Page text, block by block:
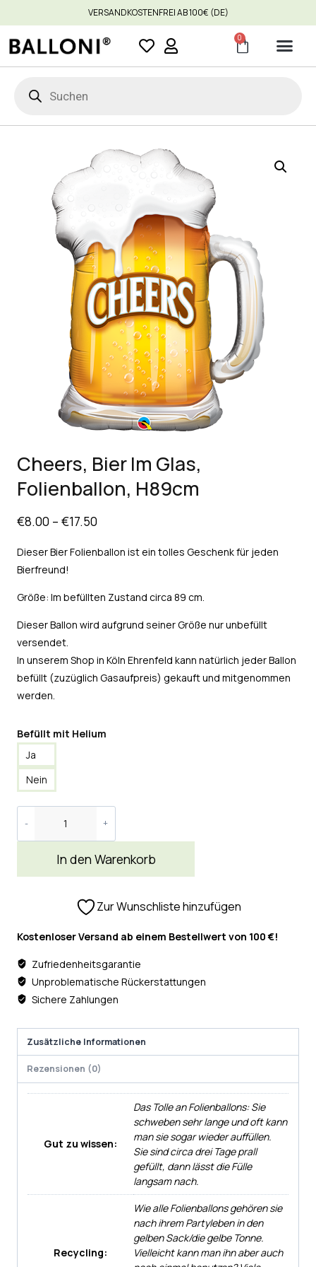
VERSANDKOSTENFREI AB 100€ (DE)
0
Cheers, Bier Im Glas,
Folienballon, H89cm
€8.00 – €17.50
Dieser Bier Folienballon ist ein tolles Geschenk für jeden
Bierfreund!
Größe: Im befüllten Zustand circa 89 cm.
Dieser Ballon wird aufgrund seiner Größe nur unbefüllt
versendet.
In unserem Shop in Köln Ehrenfeld kann natürlich jeder Ballon
befüllt (zuzüglich Gasaufpreis) gekauft und mitgenommen
werden.
Befüllt mit Helium
Ja
Nein
In den Warenkorb
Zur Wunschliste hinzufügen
Kostenloser Versand ab einem Bestellwert von 100 €!
Zufriedenheitsgarantie
Unproblematische Rückerstattungen
Sichere Zahlungen
Zusätzliche Informationen
Rezensionen (0)
Gut zu wissen:
Das Tolle an Folienballons: Sie
schweben sehr lange und oft kann
man sie sogar wieder auffüllen.
Sie sind circa drei Tage prall
gefüllt, dann lässt die Fülle
langsam nach.
Recycling:
Wie alle Folienballons gehören sie
nach ihrem Partyleben in den
gelben Sack/die gelbe Tonne.
Vielleicht kann man ihn aber auch